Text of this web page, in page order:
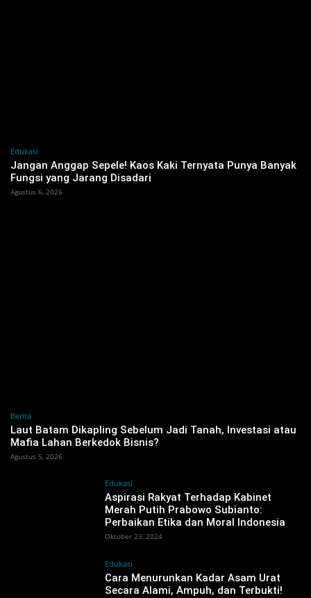
Edukasi
Jangan Anggap Sepele! Kaos Kaki Ternyata Punya Banyak
Fungsi yang Jarang Disadari
Agustus 6, 2026
Berita
‎Laut Batam Dikapling Sebelum Jadi Tanah, Investasi atau
Mafia Lahan Berkedok Bisnis?
Agustus 5, 2026
Edukasi
Aspirasi Rakyat Terhadap Kabinet
Merah Putih Prabowo Subianto:
Perbaikan Etika dan Moral Indonesia
Oktober 23, 2024
Edukasi
Cara Menurunkan Kadar Asam Urat
Secara Alami, Ampuh, dan Terbukti!